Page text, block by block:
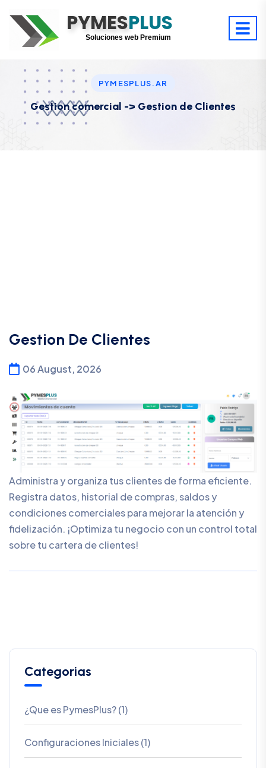
PYMESPLUS
Soluciones web Premium
Soporte premium 24/7
PYMESPLUS.AR
Gestion comercial -> Gestion de Clientes
Gestion De Clientes
06 August, 2026
Administra y organiza tus clientes de forma eficiente.
Registra datos, historial de compras, saldos y
condiciones comerciales para mejorar la atención y
fidelización. ¡Optimiza tu negocio con un control total
sobre tu cartera de clientes!
Categorias
¿Que es PymesPlus? (1)
Configuraciones Iniciales (1)